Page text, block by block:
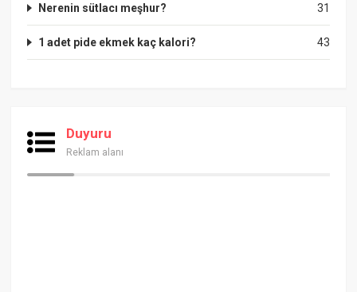
31
Nerenin sütlacı meşhur?
43
1 adet pide ekmek kaç kalori?
Duyuru
Reklam alanı